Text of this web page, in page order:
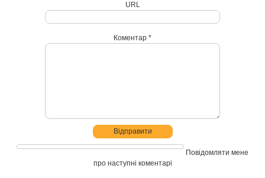
URL
Коментар *
Повідомляти мене
про наступні коментарі